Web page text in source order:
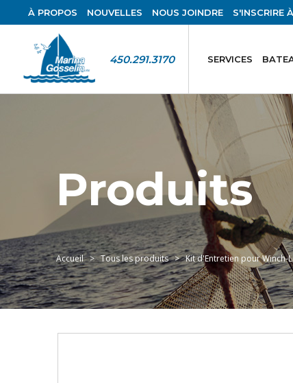
À PROPOS NOUVELLES NOUS JOINDRE S'INSCRIRE
450.291.3170 SERVICES
Produits
Accueil Tous les produits Kit d'Entretien pour Winch-